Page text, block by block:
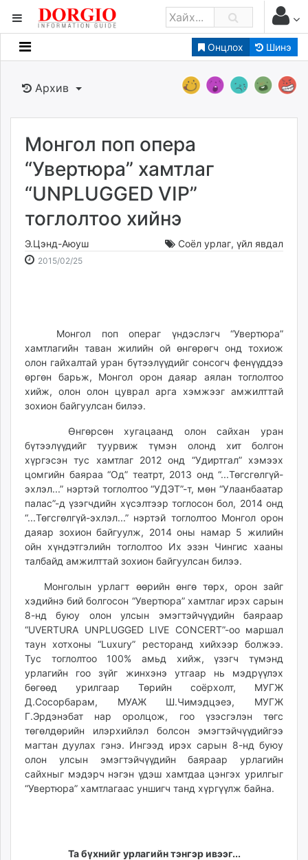
Онцлох Шинэ
Мэдээллийн
Банк санхүү
Бизнес ААН
Төрийн
dorgio.mn
Gogo.mn
news.mn
zindaa.mn
Livetv.mn
Eguur.mn
24tsag.mn
shuud.mn
zarig.mn
today.mn
zuv.mn
mminfo.mn
ugluu.mn
urlag.mn
unen.mn
shudarga.mn
shuurhai.mn
unuudur.mn
isee.mn
mglradio.com
fact.mn
itoim.mn
tumen.mn
shuum.mn
times.mn
tvmongolia.mn
mass.mn
Архив
Монгол поп опера
“Увертюра” хамтлаг
“UNPLUGGED VIP”
тоглолтоо хийнэ
Э.Цэнд-Аюуш Соёл урлаг, үйл явдал
2015/02/252015-
2026-
Монгол поп операг үндэслэгч “Увертюра”
хамтлагийн таван жилийн ой өнгөрөгч онд тохиож
олон гайхалтай уран бүтээлүүдийг сонсогч фенүүддээ
өргөн барьж, Монгол орон даяар аялан тоглолтоо
хийж, олон олон цуврал арга хэмжээг амжилттай
зохион байгуулсан билээ.
Өнгөрсөн хугацаанд олон сайхан уран
бүтээлүүдийг туурвиж түмэн олонд хит болгон
хүргэсэн тус хамтлаг 2012 онд “Удиртгал” хэмээх
цомгийн баяраа “Од” театрт, 2013 онд “...Төгсгөлгүй-
эхлэл...” нэртэй тоглолтоо “УДЭТ”-т, мөн “Улаанбаатар
палас”-д үзэгчдийн хүсэлтээр тоглосон бол, 2014 онд
“...Төгсгөлгүй-эхлэл...” нэртэй тоглолтоо Монгол орон
даяар зохион байгуулж, 2014 оны намар 5 жилийн
ойн хүндэтгэлийн тоглолтоо Их эзэн Чингис хааны
талбайд амжилттай зохион байгуулсан билээ.
Монголын урлагт өөрийн өнгө төрх, орон зайг
хэдийнэ бий болгосон “Увертюра” хамтлаг ирэх сарын
8-нд буюу олон улсын эмэгтэйчүүдийн баяраар
“UVERTURA UNPLUGGED LIVE CONCERT”-оо маршал
таун хотхоны “Luxury” ресторанд хийхээр болжээ.
Тус тоглолтоо 100% амьд хийж, үзэгч түмэнд
урлагийн гоо зүйг жинхэнэ утгаар нь мэдрүүлэх
бөгөөд урилгаар Төрийн соёрхолт, МУГЖ
Д.Сосорбарам, МУАЖ Ш.Чимэдцэеэ, МУГЖ
Г.Эрдэнэбат нар оролцож, гоо үзэсгэлэн төгс
төгөлдөрийн илэрхийлэл болсон эмэгтэйчүүдийгээ
магтан дуулах гэнэ. Ингээд ирэх сарын 8-нд буюу
олон улсын эмэгтэйчүүдийн баяраар урлагийн
сайхныг мэдэрч нэгэн үдэш хамтдаа цэнгэх урилгыг
“Увертюра” хамтлагаас уншигч танд хүргүүлж байна.
Та бүхнийг урлагийн тэнгэр ивээг...